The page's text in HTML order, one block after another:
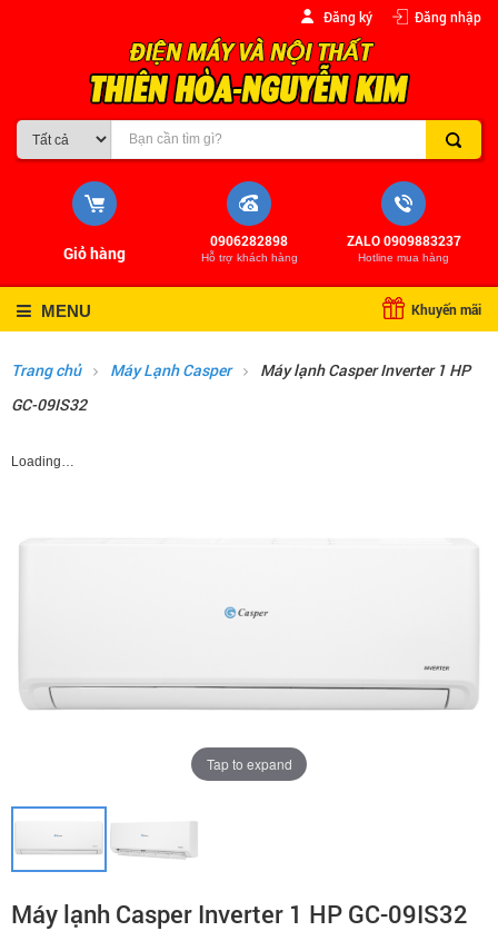
Đăng ký Đăng nhập
ZALO 0909883237
Hotline mua hàng
0906282898
Hỗ trợ khách hàng
Giỏ hàng
Khuyến mãi
MENU
Trang chủ Máy Lạnh Casper
Máy lạnh Casper Inverter 1 HP
GC-09IS32
Loading…
Tap to expand
Máy lạnh Casper Inverter 1 HP GC-09IS32